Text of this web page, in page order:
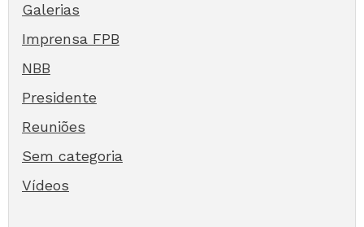
Galerias
Imprensa FPB
NBB
Presidente
Reuniões
Sem categoria
Vídeos